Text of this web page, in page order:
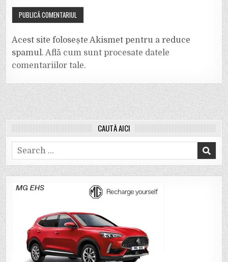
Acest site folosește Akismet pentru a reduce
spamul.Află cum sunt procesate datele
comentariilor tale.
CAUTĂ AICI
Search
for: